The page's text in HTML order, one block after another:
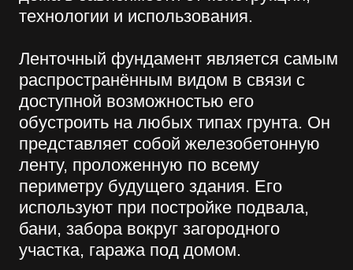
Столбчатый фундамент возводится в
местах с повышенной нагрузкой. По
сравнению с другими видами
фундаментов для устройства такого
основания не требуется много затрат
на стройматериалы, часто
используются уже готовые блоки.
Объём земляных работ значительно
меньше, чем при ленточном аналоге.
Для установки столбчатого
фундамента необходимы услуги
ямобура на базе лёгкой техники,
потому что он используется для
возведения лёгких домов, в грунтах
при глубоком промерзании грунта.